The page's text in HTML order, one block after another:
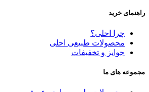
راهنمای خرید
چرا احلی؟
محصولات طبیعی احلی
جوایز و تخفیفات
مجموعه های ما